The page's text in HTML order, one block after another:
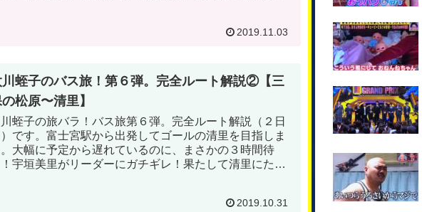
2019.11.03
川蛭子のバス旅！第６弾。完全ルート解説②【三
松原〜清里】
蛭子の旅バラ！バス旅第６弾。完全ルート解説（２日
です。富士宮駅から出発してゴールの清里を目指しま
大幅に予定から遅れているのに、まさかの３時間待
宇垣美里がリーダーにガチギレ！果たして清里にたど
2019.10.31